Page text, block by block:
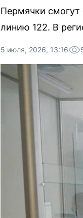
Пермячки смогут
линию 122. В
5 июля, 2026, 13:16